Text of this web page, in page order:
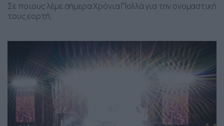
Σε ποιους λέμε σήμερα Χρόνια Πολλά για την ονομαστική
τους εορτή;